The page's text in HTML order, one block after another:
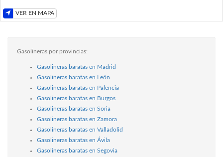
VER EN MAPA
Gasolineras por provincias:
Gasolineras baratas en Madrid
Gasolineras baratas en León
Gasolineras baratas en Palencia
Gasolineras baratas en Burgos
Gasolineras baratas en Soria
Gasolineras baratas en Zamora
Gasolineras baratas en Valladolid
Gasolineras baratas en Ávila
Gasolineras baratas en Segovia